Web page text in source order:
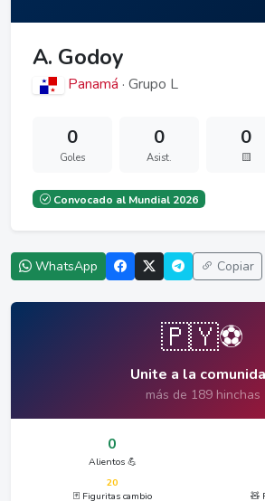
A. Godoy
Panamá · Grupo L
0
Goles
0
Asist.
0
🟨
Convocado al Mundial 2026
WhatsApp Copiar
🇵🇾⚽
Unite a la
más de 189 hinchas
0
Alientos 💪
20
🃏 Figuritas cambio
🧸